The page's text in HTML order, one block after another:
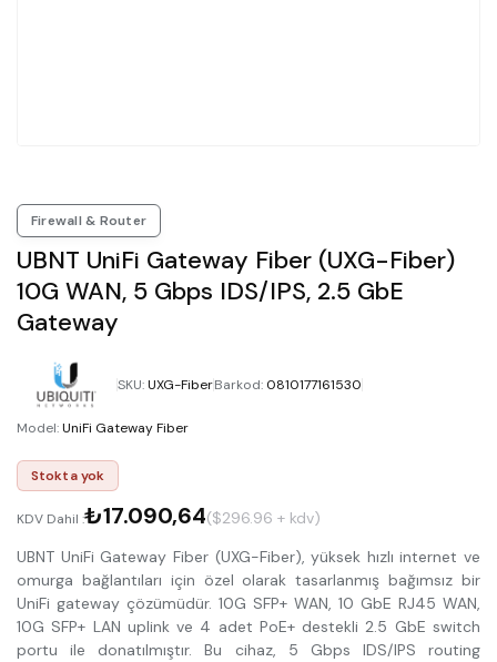
Firewall & Router
UBNT UniFi Gateway Fiber (UXG-Fiber)
10G WAN, 5 Gbps IDS/IPS, 2.5 GbE
Gateway
SKU:UXG-FiberBarkod: 0810177161530
Model:UniFi Gateway Fiber
Stokta yok
KDV Dahil :₺17.090,64($296.96 + kdv)
UBNT UniFi Gateway Fiber (UXG-Fiber), yüksek hızlı internet ve
omurga bağlantıları için özel olarak tasarlanmış bağımsız bir
UniFi gateway çözümüdür. 10G SFP+ WAN, 10 GbE RJ45 WAN,
10G SFP+ LAN uplink ve 4 adet PoE+ destekli 2.5 GbE switch
portu ile donatılmıştır. Bu cihaz, 5 Gbps IDS/IPS routing